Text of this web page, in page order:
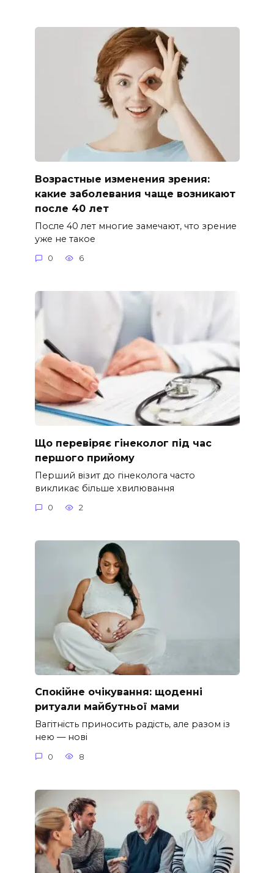
Возрастные изменения зрения:
какие заболевания чаще возникают
после 40 лет
После 40 лет многие замечают, что зрение
уже не такое
0 6
Що перевіряє гінеколог під час
першого прийому
Перший візит до гінеколога часто
викликає більше хвилювання
0 2
Спокійне очікування: щоденні
ритуали майбутньої мами
Вагітність приносить радість, але разом із
нею — нові
0 8